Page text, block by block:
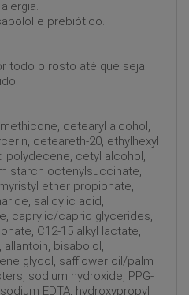
e prebiótico.
todo o rosto até que seja
cetearyl alcohol,
ceteareth-20, ethylhexyl
polydecene, cetyl alcohol,
starch octenylsuccinate,
ether propionate,
salicylic acid,
caprylic/capric glycerides,
C12-15 alkyl lactate,
bisabolol,
glycol, safflower oil/palm
sodium hydroxide, PPG-
EDTA, hydroxypropyl